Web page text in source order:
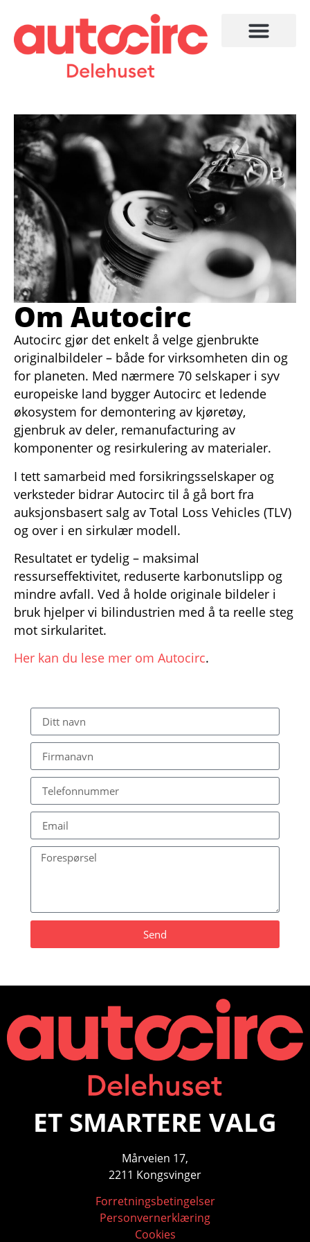
Om Autocirc
Autocirc gjør det enkelt å velge gjenbrukte
originalbildeler – både for virksomheten din og
for planeten. Med nærmere 70 selskaper i syv
europeiske land bygger Autocirc et ledende
økosystem for demontering av kjøretøy,
gjenbruk av deler, remanufacturing av
komponenter og resirkulering av materialer.
I tett samarbeid med forsikringsselskaper og
verksteder bidrar Autocirc til å gå bort fra
auksjonsbasert salg av Total Loss Vehicles (TLV)
og over i en sirkulær modell.
Resultatet er tydelig – maksimal
ressurseffektivitet, reduserte karbonutslipp og
mindre avfall. Ved å holde originale bildeler i
bruk hjelper vi bilindustrien med å ta reelle steg
mot sirkularitet.
Her kan du lese mer om Autocirc.
Send
ET SMARTERE VALG
Mårveien 17,
2211 Kongsvinger
Forretningsbetingelser
Personvernerklæring
Cookies